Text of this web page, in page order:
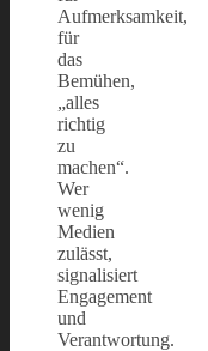
Aufmerksamkeit,
für
das
Bemühen,
„alles
richtig
zu
machen“.
Wer
wenig
Medien
zulässt,
signalisiert
Engagement
und
Verantwortung.